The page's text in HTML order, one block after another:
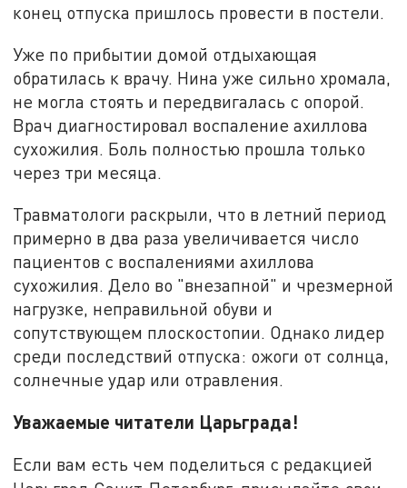
конец отпуска пришлось провести в постели.
Уже по прибытии домой отдыхающая
обратилась к врачу. Нина уже сильно хромала,
не могла стоять и передвигалась с опорой.
Врач диагностировал воспаление ахиллова
сухожилия. Боль полностью прошла только
через три месяца.
Травматологи раскрыли, что в летний период
примерно в два раза увеличивается число
пациентов с воспалениями ахиллова
сухожилия. Дело во "внезапной" и чрезмерной
нагрузке, неправильной обуви и
сопутствующем плоскостопии. Однако лидер
среди последствий отпуска: ожоги от солнца,
солнечные удар или отравления.
Уважаемые читатели Царьграда!
Если вам есть чем поделиться с редакцией